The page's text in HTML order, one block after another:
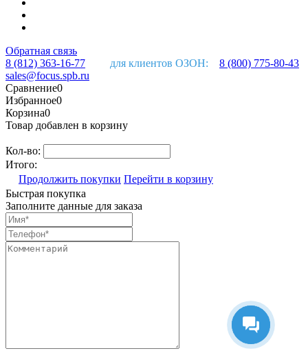
Обратная связь
8 (812) 363-16-77
для клиентов ОЗОН: 8 (800) 775-80-43
sales@focus.spb.ru
Сравнение0
Избранное0
Корзина0
Товар добавлен в корзину
Кол-во:
Итого:
Продолжить покупки Перейти в корзину
Быстрая покупка
Заполните данные для заказа